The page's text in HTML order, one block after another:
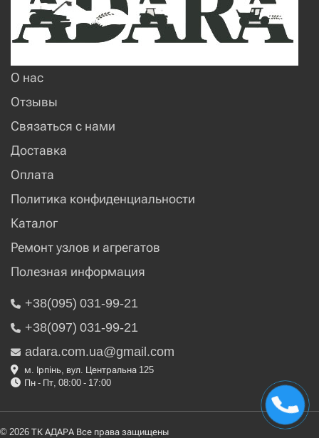
О нас
Отзывы
Связаться с нами
Доставка
Оплата
Политика конфиденциальности
Каталог
Ремонт узлов и агрегатов
Полезная информация
+38(095) 031-99-21
+38(097) 031-99-21
adara.com.ua@gmail.com
м. Ірпінь, вул. Центральна 125
Пн - Пт, 08:00 - 17:00
© 2026 ТК АДАРА Все права защищены